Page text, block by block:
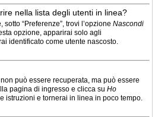
nella lista degli utenti in linea?
“Preferenze”, trovi l’opzione Nascondi
opzione, apparirai solo agli
identificato come utente nascosto.
può essere recuperata, ma può essere
pagina di ingresso e clicca su Ho
istruzioni e tornerai in linea in poco tempo.